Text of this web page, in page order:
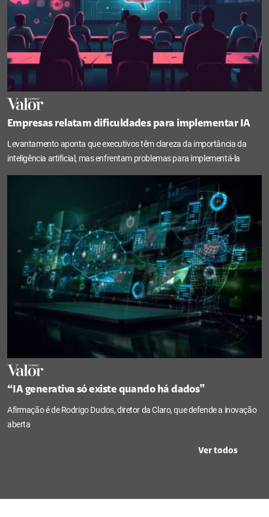
Empresas relatam dificuldades para implementar IA
Levantamento aponta que executivos têm clareza da importância da
inteligência artificial, mas enfrentam problemas para implementá-la
“IA generativa só existe quando há dados”
Afirmação é de Rodrigo Duclos, diretor da Claro, que defende a inovação
aberta
Ver todos